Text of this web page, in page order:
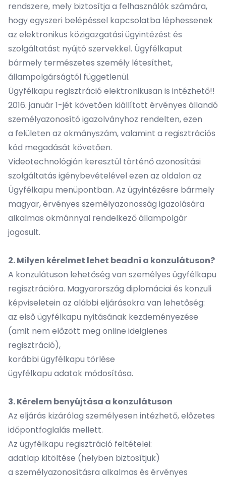
rendszere, mely biztosítja a felhasználók számára,
hogy egyszeri belépéssel kapcsolatba léphessenek
az elektronikus közigazgatási ügyintézést és
szolgáltatást nyújtó szervekkel. Ügyfélkaput
bármely természetes személy létesíthet,
állampolgárságtól függetlenül.
Ügyfélkapu regisztráció elektronikusan is intézhető!!
2016. január 1-jét követően kiállított érvényes állandó
személyazonosító igazolványhoz rendelten,ezen
a felületen az okmányszám, valamint a regisztrációs
kód megadását követően.
Videotechnológián keresztül történő azonosítási
szolgáltatás igénybevételével ezen az oldalon az
Ügyfélkapu menüpontban. Az ügyintézésre bármely
magyar, érvényes személyazonosság igazolására
alkalmas okmánnyal rendelkező állampolgár
jogosult.
2. Milyen kérelmet lehet beadni a konzulátuson?
A konzulátuson lehetőség van személyes ügyfélkapu
regisztrációra. Magyarország diplomáciai és konzuli
képviseletein az alábbi eljárásokra van lehetőség:
az első ügyfélkapu nyitásának kezdeményezése
(amit nem előzött meg online ideiglenes
regisztráció),
korábbi ügyfélkapu törlése
ügyfélkapu adatok módosítása.
3. Kérelem benyújtása a konzulátuson
Az eljárás kizárólag személyesen intézhető, előzetes
időpontfoglalás mellett.
Az ügyfélkapu regisztráció feltételei:
adatlap kitöltése (helyben biztosítjuk)
a személyazonosításra alkalmas és érvényes